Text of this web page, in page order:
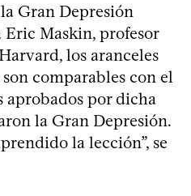
Gran Depresión
Eric Maskin, profesor
los aranceles
comparables con el
aprobados por dicha
la Gran Depresión.
la lección”, se